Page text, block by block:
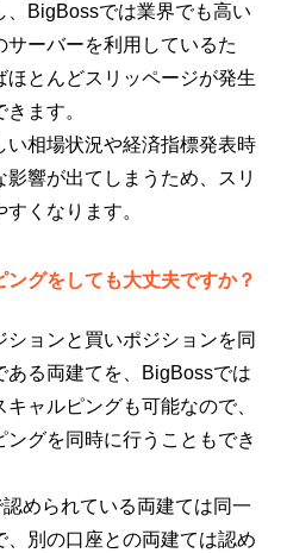
、BigBossでは業界でも高い
サーバーを利用しているた
ほとんどスリッページが発生
ます。
い相場状況や経済指標発表時
影響が出てしまうため、スリ
くなります。
ングをしても大丈夫ですか？
ションと買いポジションを同
ある両建てを、BigBossでは
ャルピングも可能なので、
ングを同時に行うこともでき
められている両建ては同一
、別の口座との両建ては認め